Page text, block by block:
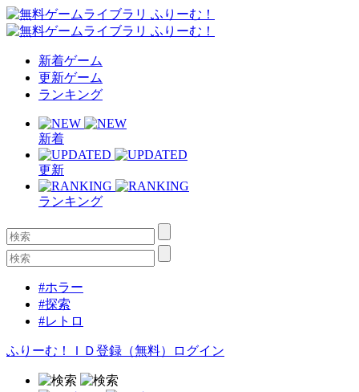
新着ゲーム
更新ゲーム
ランキング
新着
更新
ランキング
#ホラー
#探索
#レトロ
ふりーむ！ＩＤ登録（無料） ログイン